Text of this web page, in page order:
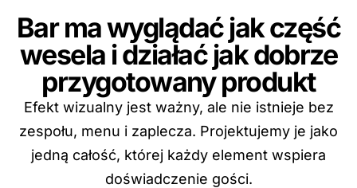
Bar ma wyglądać jak część
wesela i działać jak dobrze
przygotowany produkt
Efekt wizualny jest ważny, ale nie istnieje bez
zespołu, menu i zaplecza. Projektujemy je jako
jedną całość, której każdy element wspiera
doświadczenie gości.